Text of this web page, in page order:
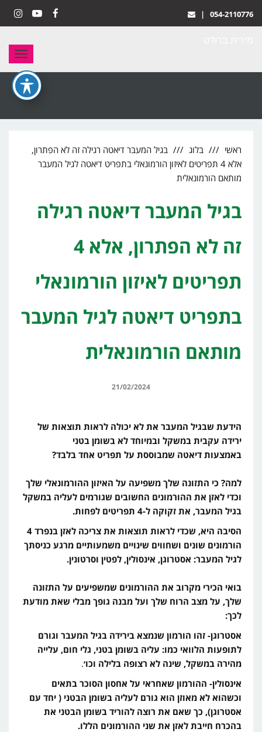
054-2110776
|
ראשי בלוג
בגיל המעבר דיאטה רגילה זה לא הפתרון,
אלא 4 תפריטים לאיזון הורמונאלי בתפריט דיאטה לגיל המעבר
מותאם הורמונאלית
בגיל המעבר דיאטה רגילה
זה לא הפתרון, אלא 4
תפריטים לאיזון הורמונאלי
בתפריט דיאטה לגיל המעבר
מותאם הורמונאלית
21/02/2024
הידעת שבגיל המעבר את לא יכולה לראות תוצאות של
ירידה עקבית במשקל ובמיוחד לא בשומן בטני
באמצעות דיאטה שמבוססת על תפריט אחד בלבד?
למה? כי התזונה שלך משפיעה על האיזון ההורמונאלי שלך
וכדי לאזן את ההורמונים החשובים שגורמים לעליה במשקל
בגיל המעבר, את זקוקה ל-4 תפריטים לפחות.
הסיבה היא, שכדי לראות תוצאות את צריכה לאזן בנפרד 4
הורמונים שונים ושחווים שינויים משמעותיים מרגע כניסתך
לגיל המעבר: אסטרוגן, אינסולין, לפטין וסרטונין.
בואי הכירי מקרוב את ההורמונים שמשפיעים על התזונה
שלך, על מצב הרוח שלך ועל מבנה גופך מבלי שאת מודעת
לכך:
אסטרוגן- זהו הורמון שנמצא בירידה בגיל המעבר וגורם
לתופעות הלוואי כמו: עליה בשומן בטני, גלי חום, עלייה
מהירה במשקל, שינה לא רצופה בלילה וכו׳.
אינסולין- ההורמון שאחראי על אחסון הסוכר בתאים
וכשהוא לא מאוזן הוא גורם לעליה בשומן הבטני ( יחד עם
אסטרוגן), כך שאם את רוצה להוריד בשומן הבטני את
בהכרח חייבת לאזן את שני ההורמונים הללו.